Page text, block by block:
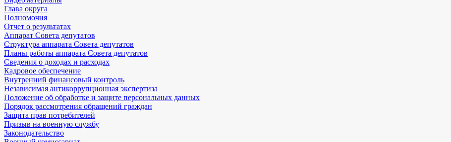
Глава округа
Полномочия
Отчет о результатах
Аппарат Совета депутатов
Структура аппарата Совета депутатов
Планы работы аппарата Совета депутатов
Сведения о доходах и расходах
Кадровое обеспечение
Внутренний финансовый контроль
Независимая антикоррупционная экспертиза
Положение об обработке и защите персональных данных
Порядок рассмотрения обращений граждан
Защита прав потребителей
Призыв на военную службу
Законодательство